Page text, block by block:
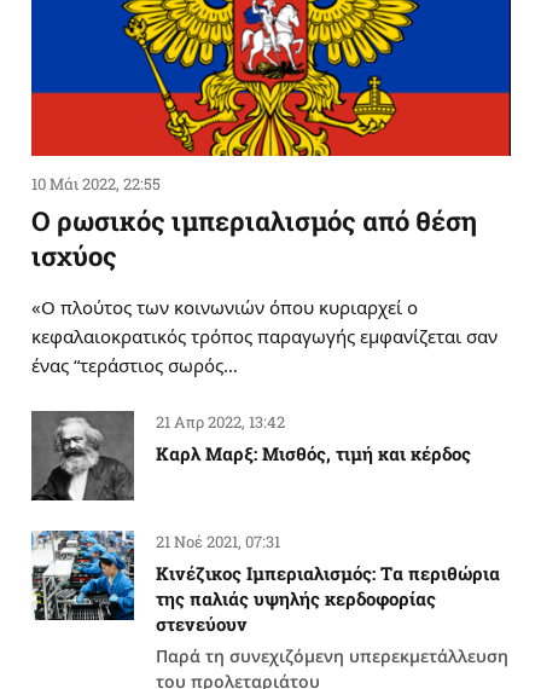
10 Μάι 2022, 22:55
Ο ρωσικός ιμπεριαλισμός από θέση
ισχύος
«Ο πλούτος των κοινωνιών όπου κυριαρχεί ο
κεφαλαιοκρατικός τρόπος παραγωγής εμφανίζεται σαν
ένας “τεράστιος σωρός…
21 Απρ 2022, 13:42
Καρλ Μαρξ: Μισθός, τιμή και κέρδος
21 Νοέ 2021, 07:31
Κινέζικος Ιμπεριαλισμός: Tα περιθώρια
της παλιάς υψηλής κερδοφορίας
στενεύουν
Παρά τη συνεχιζόμενη υπερεκμετάλλευση
του προλεταριάτου